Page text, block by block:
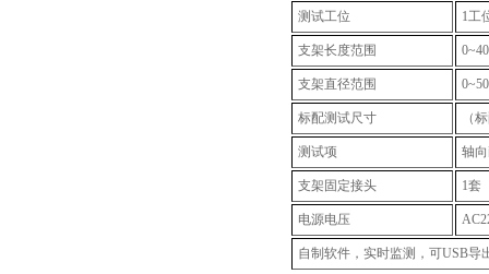
测试工位 1工
支架长度范围
支架直径范围
标配测试尺寸 （
测试项 轴
支架固定接头 1套
电源电压
自制软件，实时监测，可USB导